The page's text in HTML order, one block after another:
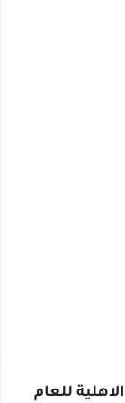
للعام